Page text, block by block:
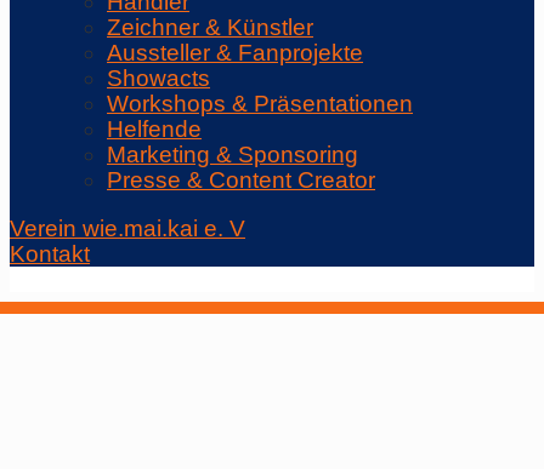
Zeichner & Künstler
Aussteller & Fanprojekte
Showacts
Workshops & Präsentationen
Helfende
Marketing & Sponsoring
Presse & Content Creator
Verein wie.mai.kai e. V
Kontakt